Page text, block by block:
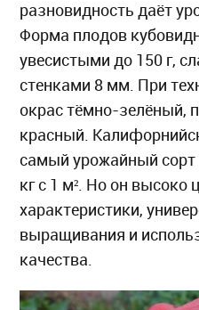
разновидность даёт
Форма плодов
увесистыми до 150 г,
стенками 8 мм. При
окрас тёмно-зелёный,
красный.
самый урожайный сорт
кг с 1 м². Но он высоко
характеристики,
выращивания и
качества.